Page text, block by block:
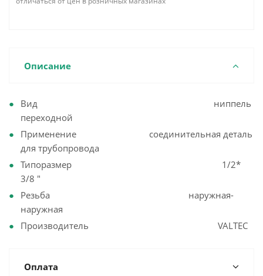
Описание
Вид ниппель
переходной
Применение соединительная деталь
для трубопровода
Типоразмер 1/2*
3/8 "
Резьба наружная-
наружная
Производитель VALTEC
Оплата